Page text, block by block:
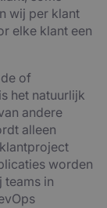
wij per klant
elke klant een
of
het natuurlijk
andere
alleen
worden
teams in